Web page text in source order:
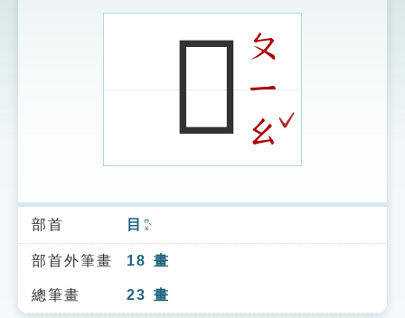
索引選單
知識索引
單字索引
示
𥍌 ㄆ
ㄧ
ㄠ
ˇ
部首 目 ㄇㄨˋ
部首外筆畫 18 畫
總筆畫 23 畫